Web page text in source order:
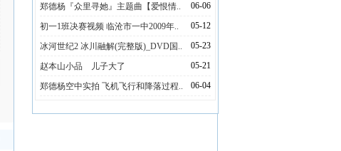
06-06
郑德杨『众里寻她』主题曲【爱恨情..
05-12
初一1班决赛视频 临沧市一中2009年..
05-23
冰河世纪2 冰川融解(完整版)_DVD国..
05-21
赵本山小品 儿子大了
06-04
郑德杨空中实拍 飞机飞行和降落过程..